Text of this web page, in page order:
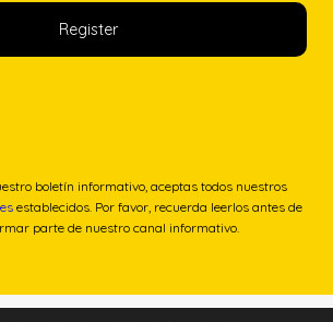
boletín informativo, aceptas todos nuestros
establecidos. Por favor, recuerda leerlos antes de
parte de nuestro canal informativo.